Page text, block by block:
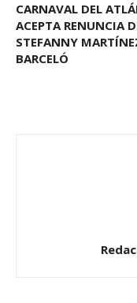
CARNAVAL DEL
ACEPTA RENUNCIA
STEFANNY
BARCELÓ